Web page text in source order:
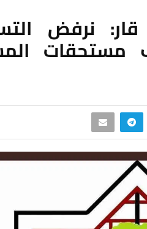
نرفض
مستحقات